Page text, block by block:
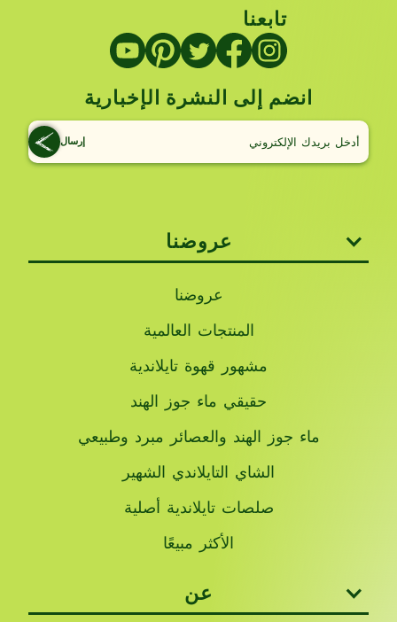
تابعنا
انضم إلى النشرة الإخبارية
إرسال
عروضنا
عروضنا
المنتجات العالمية
مشهور قهوة تايلاندية
حقيقي ماء جوز الهند
ماء جوز الهند والعصائر مبرد وطبيعي
الشاي التايلاندي الشهير
صلصات تايلاندية أصلية
الأكثر مبيعًا
عن